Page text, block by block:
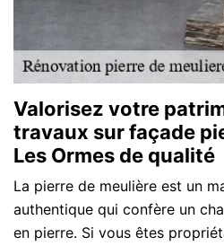
Valorisez votre
travaux sur façade
Les Ormes de qualité
La pierre de meulière est un
authentique qui confère un
en pierre. Si vous êtes